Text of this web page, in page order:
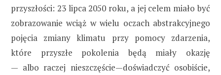
przyszłości: 23 lipca 2050 roku, a jej celem miało być
zobrazowanie wciąż w wielu oczach abstrakcyjnego
pojęcia zmiany klimatu przy pomocy zdarzenia,
które przyszłe pokolenia będą miały okazję
— albo raczej nieszczęście—doświadczyć osobiście,